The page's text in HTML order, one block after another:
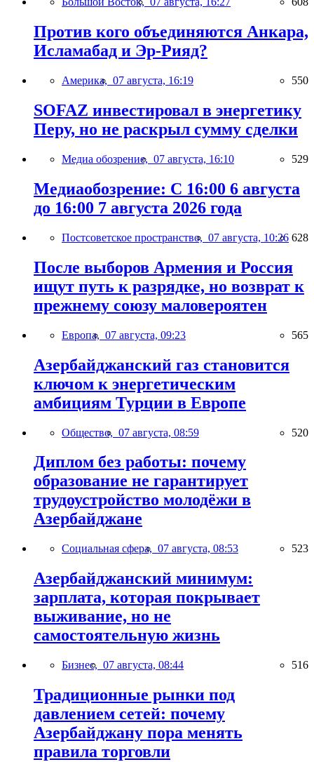
Против кого объединяются Анкара,
Исламабад и Эр-Рияд?
Америка, 07 августа, 16:19 550
SOFAZ инвестировал в энергетику
Перу, но не раскрыл сумму сделки
Медиа обозрение, 07 августа, 16:10 529
Медиаобозрение: С 16:00 6 августа
до 16:00 7 августа 2026 года
Постсоветское пространство, 07 августа, 10:26 628
После выборов Армения и Россия
ищут путь к разрядке, но возврат к
прежнему союзу маловероятен
Европа, 07 августа, 09:23 565
Азербайджанский газ становится
ключом к энергетическим
амбициям Турции в Европе
Общество, 07 августа, 08:59 520
Диплом без работы: почему
образование не гарантирует
трудоустройство молодёжи в
Азербайджане
Социальная сфера, 07 августа, 08:53 523
Азербайджанский минимум:
зарплата, которая покрывает
выживание, но не
самостоятельную жизнь
Бизнес, 07 августа, 08:44 516
Традиционные рынки под
давлением сетей: почему
Азербайджану пора менять
правила торговли